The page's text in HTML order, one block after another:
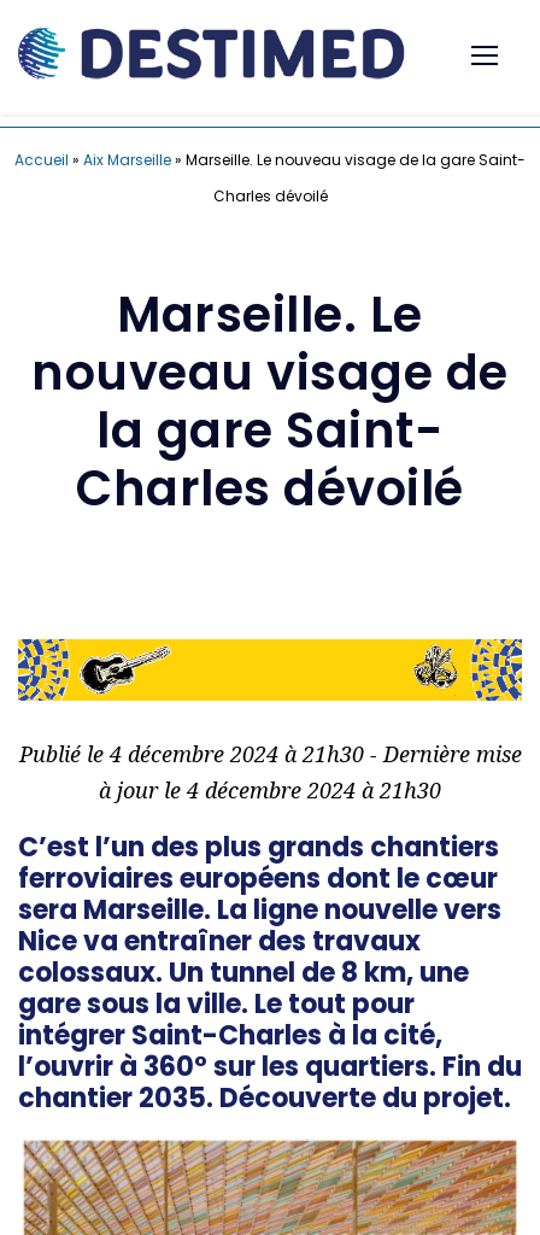
Accueil » Aix Marseille» Marseille. Le nouveau visage de la gare Saint-
Charles dévoilé
Marseille. Le
nouveau visage de
la gare Saint-
Charles dévoilé
Publié le 4 décembre 2024 à 21h30 - Dernière mise
à jour le 4 décembre 2024 à 21h30
C’est l’un des plus grands chantiers
ferroviaires européens dont le cœur
sera Marseille. La ligne nouvelle vers
Nice va entraîner des travaux
colossaux. Un tunnel de 8 km, une
gare sous la ville. Le tout pour
intégrer Saint-Charles à la cité,
l’ouvrir à 360° sur les quartiers. Fin du
chantier 2035. Découverte du projet.